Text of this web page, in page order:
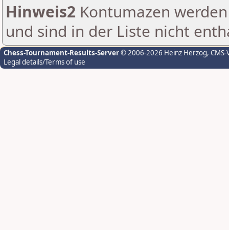
Hinweis2 Kontumazen
und sind in der Liste nicht
Chess-Tournament-Results-Server© 2006-2026 Heinz Herzog,
Legal details/Terms of use